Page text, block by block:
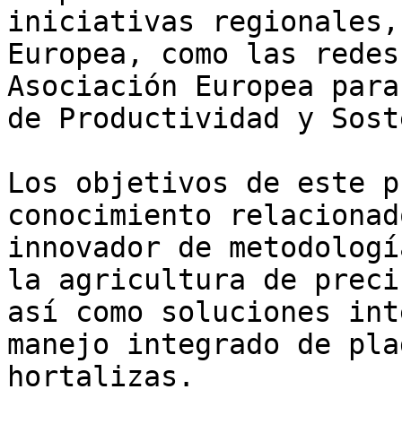
iniciativas regionales,
Europea, como las
Asociación Europea
de Productividad y
Los objetivos de este
conocimiento
innovador de
la agricultura de
así como soluciones
manejo integrado de
hortalizas.